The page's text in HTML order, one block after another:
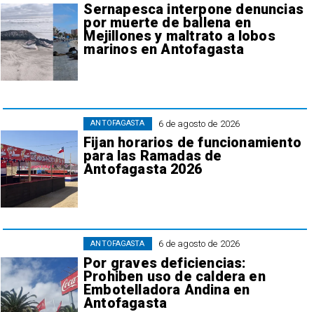
Sernapesca interpone denuncias
por muerte de ballena en
Mejillones y maltrato a lobos
marinos en Antofagasta
6 de agosto de 2026
Fijan horarios de funcionamiento
para las Ramadas de
Antofagasta 2026
ANTOFAGASTA
6 de agosto de 2026
Por graves deficiencias:
Prohiben uso de caldera en
Embotelladora Andina en
Antofagasta
ANTOFAGASTA